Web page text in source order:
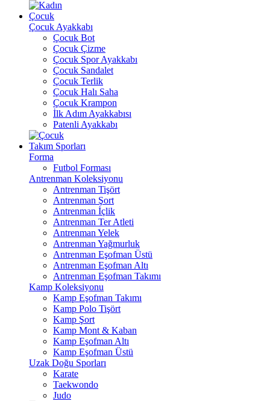
Çocuk
Çocuk Ayakkabı
Çocuk Bot
Çocuk Çizme
Çocuk Spor Ayakkabı
Çocuk Sandalet
Çocuk Terlik
Çocuk Halı Saha
Çocuk Krampon
İlk Adım Ayakkabısı
Patenli Ayakkabı
Takım Sporları
Forma
Futbol Forması
Antrenman Koleksiyonu
Antrenman Tişört
Antrenman Şort
Antrenman İçlik
Antrenman Ter Atleti
Antrenman Yelek
Antrenman Yağmurluk
Antrenman Eşofman Üstü
Antrenman Eşofman Altı
Antrenman Eşofman Takımı
Kamp Koleksiyonu
Kamp Eşofman Takımı
Kamp Polo Tişört
Kamp Şort
Kamp Mont & Kaban
Kamp Eşofman Altı
Kamp Eşofman Üstü
Uzak Doğu Sporları
Karate
Taekwondo
Judo